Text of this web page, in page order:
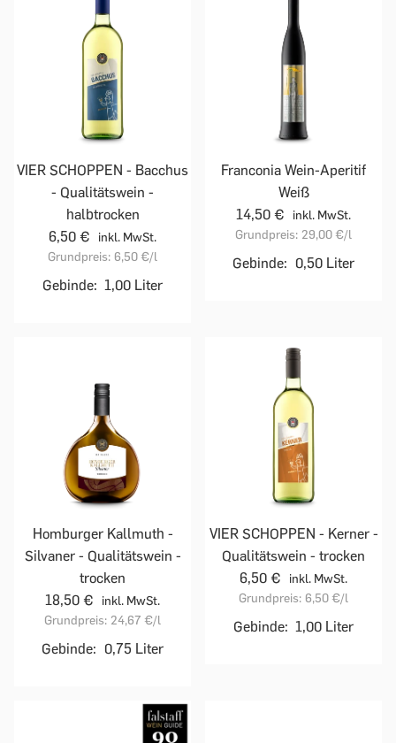
VIER SCHOPPEN - Bacchus
- Qualitätswein -
halbtrocken
6,50 €
inkl. MwSt.
Grundpreis: 6,50 €/l
Gebinde: 1,00 Liter
Franconia Wein-Aperitif
Weiß
14,50 €
inkl. MwSt.
Grundpreis: 29,00 €/l
Gebinde: 0,50 Liter
Homburger Kallmuth -
Silvaner - Qualitätswein -
trocken
18,50 €
inkl. MwSt.
Grundpreis: 24,67 €/l
Gebinde: 0,75 Liter
VIER SCHOPPEN - Kerner -
Qualitätswein - trocken
6,50 €
inkl. MwSt.
Grundpreis: 6,50 €/l
Gebinde: 1,00 Liter